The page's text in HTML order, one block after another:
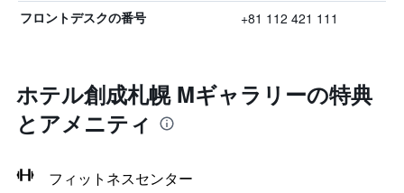
フロントデスクの番号 +81 112 421 111
ホテル創成札幌 Mギャラリーの特典
とアメニティ
フィットネスセンター